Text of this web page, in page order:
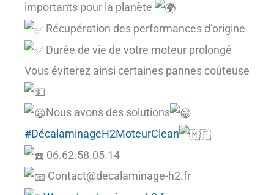
importants pour la planète
Récupération des performances d’origine
Durée de vie de votre moteur prolongé
Vous éviterez ainsi certaines pannes coûteuse
Nous avons des solutions
#DécalaminageH2MoteurClean
06.62.58.05.14
Contact@decalaminage-h2.fr